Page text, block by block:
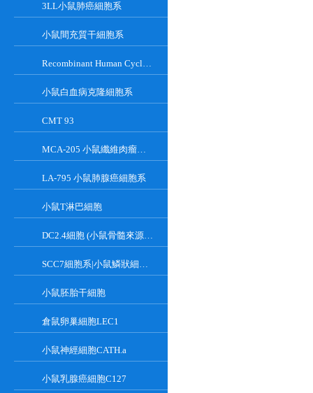
3LL小鼠肺癌細胞系
小鼠間充質干細胞系
Recombinant Human Cyclin-Dependent Kinase Inhibitor 2A
小鼠白血病克隆細胞系
CMT 93
MCA-205 小鼠纖維肉瘤細胞系
LA-795 小鼠肺腺癌細胞系
小鼠T淋巴細胞
DC2.4細胞 (小鼠骨髓來源樹突狀細胞)
SCC7細胞系|小鼠鱗狀細胞癌細胞
小鼠胚胎干細胞
倉鼠卵巢細胞LEC1
小鼠神經細胞CATH.a
小鼠乳腺癌細胞C127